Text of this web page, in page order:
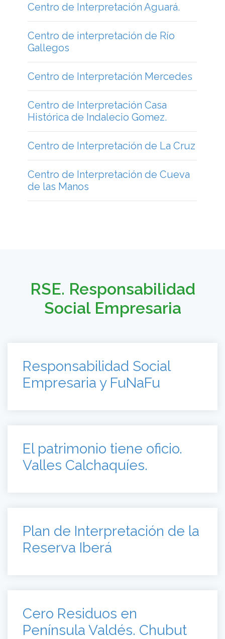
Centro de Interpretación Aguará.
Centro de interpretación de Río
Gallegos
Centro de Interpretación Mercedes
Centro de Interpretación Casa
Histórica de Indalecio Gomez.
Centro de Interpretación de La Cruz
Centro de Interpretación de Cueva
de las Manos
RSE. Responsabilidad
Social Empresaria
Responsabilidad Social
Empresaria y FuNaFu
El patrimonio tiene oficio.
Valles Calchaquíes.
Plan de Interpretación de la
Reserva Iberá
Cero Residuos en
Península Valdés. Chubut